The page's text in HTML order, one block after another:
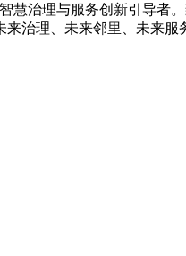
治理与服务创新引导者
治理、未来邻里、未来服